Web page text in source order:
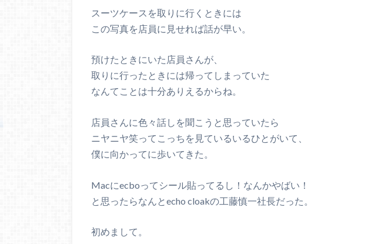
スーツケースを取りに行くときには
この写真を店員に見せれば話が早い。
預けたときにいた店員さんが、
取りに行ったときには帰ってしまっていた
なんてことは十分ありえるからね。
店員さんに色々話しを聞こうと思っていたら
ニヤニヤ笑ってこっちを見ているいるひとがいて、
僕に向かってに歩いてきた。
Macにecboってシール貼ってるし！なんかやばい！
と思ったらなんとecho cloakの工藤慎一社長だった。
初めまして。